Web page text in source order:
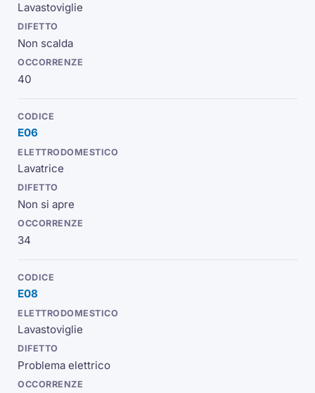
Lavastoviglie
Non scalda
40
E06
Lavatrice
Non si apre
34
E08
Lavastoviglie
Problema elettrico